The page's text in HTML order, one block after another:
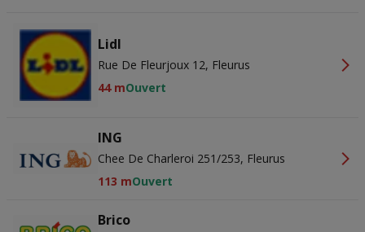
Lidl
Rue De Fleurjoux 12, Fleurus
44 mOuvert
ING
Chee De Charleroi 251/253, Fleurus
113 mOuvert
Brico